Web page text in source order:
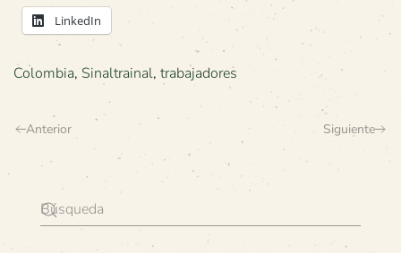
LinkedIn
Colombia, Sinaltrainal, trabajadores
Anterior Siguiente